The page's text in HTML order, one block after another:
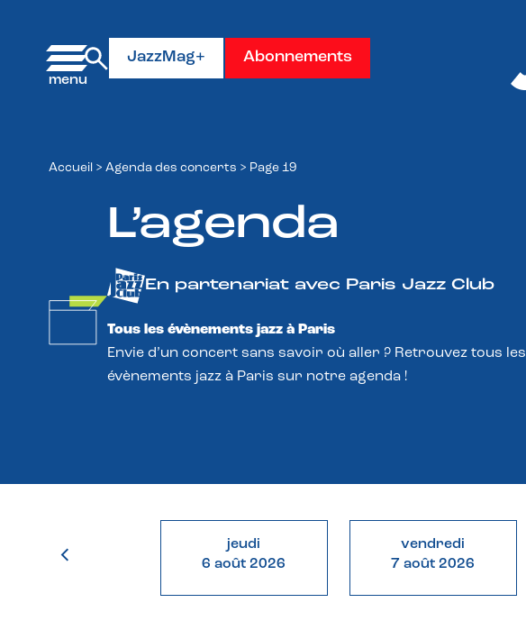
JazzMag+ Abonnements
Accueil > Agenda des concerts > Page 19
L’agenda
En partenariat avec Paris Jazz Club
Tous les évènements jazz à Paris
Envie d’un concert sans savoir où aller ? Retrouvez tous les
évènements jazz à Paris sur notre agenda !
jeudi
6 août 2026
vendredi
7 août 2026